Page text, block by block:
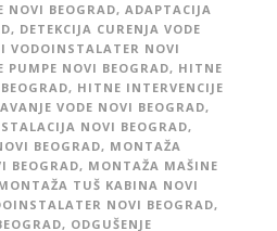
NOVI BEOGRAD, ADAPTACIJA
, DETEKCIJA CURENJA VODE
VODOINSTALATER NOVI
PUMPE NOVI BEOGRAD, HITNE
, HITNE INTERVENCIJE
VODE NOVI BEOGRAD,
NOVI BEOGRAD,
BEOGRAD, MONTAŽA
BEOGRAD, MONTAŽA MAŠINE
TUŠ KABINA NOVI
NOVI BEOGRAD,
, ODGUŠENJE